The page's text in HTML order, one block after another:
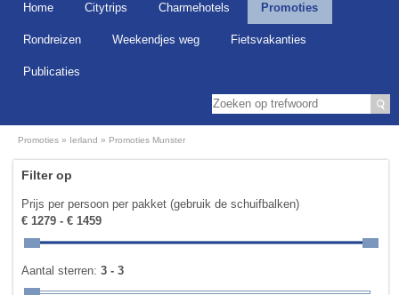
Home Citytrips Charmehotels Promoties
Rondreizen Weekendjes weg Fietsvakanties
Publicaties
Promoties Ierland Promoties Munster
Filter op
Prijs per persoon per pakket (gebruik de schuifbalken)
€ 1279 - € 1459
Aantal sterren:3 - 3